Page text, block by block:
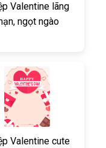
Valentine lãng
ngọt ngào
Valentine cute